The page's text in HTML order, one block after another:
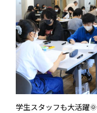
学生スタッフも大活躍🌞